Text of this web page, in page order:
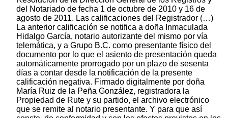
del Notariado de fecha 1 de octubre de 2010 y 16 de
agosto de 2011. Las calificaciones del Registrador (…)
La anterior calificación se notifica a doña Inmaculada
Hidalgo García, notario autorizante del mismo por vía
telemática, y a Grupo B.C. como presentante físico del
documento por lo que el asiento de presentación queda
automáticamente prorrogado por un plazo de sesenta
días a contar desde la notificación de la presente
calificación negativa. Firmado digitalmente por doña
María Ruiz de la Peña González, registradora la
Propiedad de Rute y su partido, el archivo electrónico
que se remite al notario presentante. Y para que así